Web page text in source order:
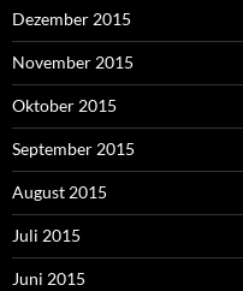
Dezember 2015
November 2015
Oktober 2015
September 2015
August 2015
Juli 2015
Juni 2015